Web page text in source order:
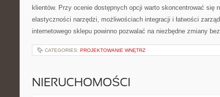
klientów. Przy ocenie dostępnych opcji warto skoncentrować się
elastyczności narzędzi, możliwościach integracji i łatwości
internetowego sklepu powinno pozwalać na niezbędne zmiany
CATEGORIES: PROJEKTOWANIE WNĘTRZ
NIERUCHOMOŚCI